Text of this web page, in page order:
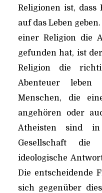
Religionen ist, dass
auf das Leben
einer Religion die
gefunden hat, ist
Religion die
Abenteuer
Menschen, die
angehören oder
Atheisten sind
Gesellschaft die
ideologische
Die entscheidende
sich gegenüber